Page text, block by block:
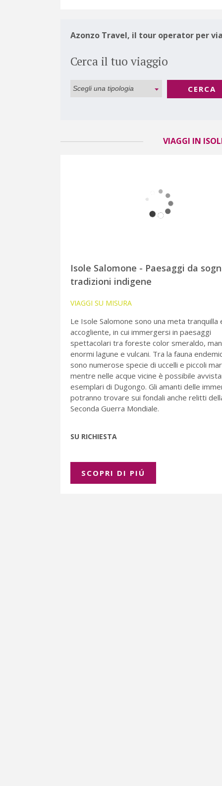
Azonzo Travel, il tour operator per
Cerca il tuo viaggio
CERCA
VIAGGI IN
Isole Salomone - Paesaggi da
tradizioni indigene
VIAGGI SU MISURA
Le Isole Salomone sono una meta tranquilla
accogliente, in cui immergersi in paesaggi
spettacolari tra foreste color smeraldo,
enormi lagune e vulcani. Tra la fauna
sono numerose specie di uccelli e piccoli
mentre nelle acque vicine è possibile
esemplari di Dugongo. Gli amanti delle
potranno trovare sui fondali anche relitti
Seconda Guerra Mondiale.
SU RICHIESTA
SCOPRI DI PIÚ